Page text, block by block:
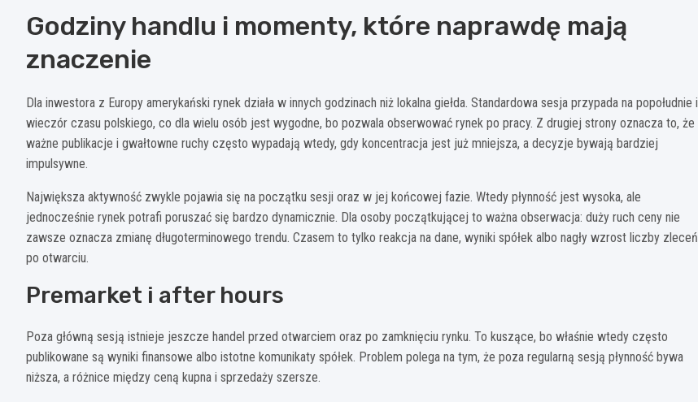
Godziny handlu i momenty, które naprawdę mają
znaczenie
Dla inwestora z Europy amerykański rynek działa w innych godzinach niż lokalna giełda. Standardowa sesja przypada na popołudnie i
wieczór czasu polskiego, co dla wielu osób jest wygodne, bo pozwala obserwować rynek po pracy. Z drugiej strony oznacza to, że
ważne publikacje i gwałtowne ruchy często wypadają wtedy, gdy koncentracja jest już mniejsza, a decyzje bywają bardziej
impulsywne.
Największa aktywność zwykle pojawia się na początku sesji oraz w jej końcowej fazie. Wtedy płynność jest wysoka, ale
jednocześnie rynek potrafi poruszać się bardzo dynamicznie. Dla osoby początkującej to ważna obserwacja: duży ruch ceny nie
zawsze oznacza zmianę długoterminowego trendu. Czasem to tylko reakcja na dane, wyniki spółek albo nagły wzrost liczby zleceń
po otwarciu.
Premarket i after hours
Poza główną sesją istnieje jeszcze handel przed otwarciem oraz po zamknięciu rynku. To kuszące, bo właśnie wtedy często
publikowane są wyniki finansowe albo istotne komunikaty spółek. Problem polega na tym, że poza regularną sesją płynność bywa
niższa, a różnice między ceną kupna i sprzedaży szersze.